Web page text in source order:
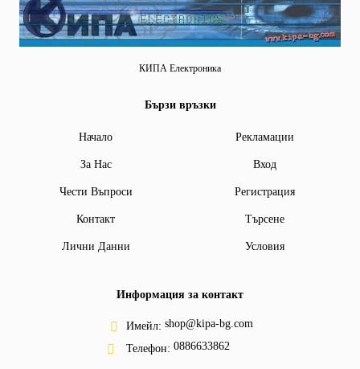
КИПА Електроника
Бързи връзки
Начало Рекламации
За Нас Вход
Чести Въпроси Регистрация
Контакт Търсене
Лични Данни Условия
Информация за контакт
Имейл: shop@kipa-bg.com
Телефон: 0886633862